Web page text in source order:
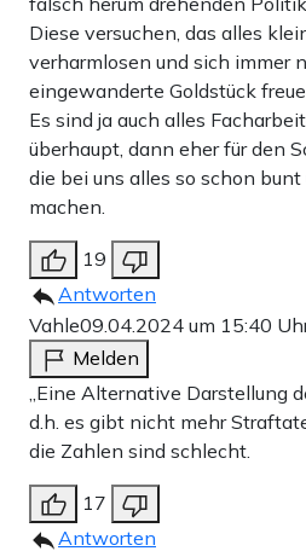
Diese versuchen, das alles
verharmlosen und sich immer
eingewanderte Goldstück
Es sind ja auch alles
überhaupt, dann eher für den
die bei uns alles so schon
machen.
19
Antworten
Vahle09.04.2024 um 15:40
Melden
„Eine Alternative Darstellung
d.h. es gibt nicht mehr
die Zahlen sind schlecht.
17
Antworten